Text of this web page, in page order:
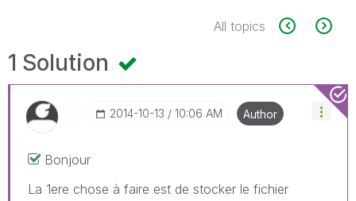
All topics
1 Solution
‎2014-10-13 10:06 AM Author
Bonjour
La 1ere chose à faire est de stocker le fichier